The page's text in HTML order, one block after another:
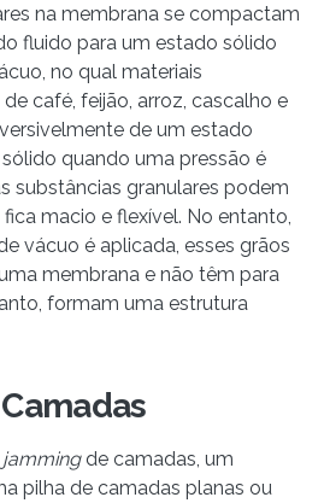
na membrana se compactam
fluido para um estado sólido
no qual materiais
café, feijão, arroz, cascalho e
de um estado
quando uma pressão é
substâncias granulares podem
macio e flexível. No entanto,
vácuo é aplicada, esses grãos
membrana e não têm para
formam uma estrutura
jammingde camadas, um
pilha de camadas planas ou